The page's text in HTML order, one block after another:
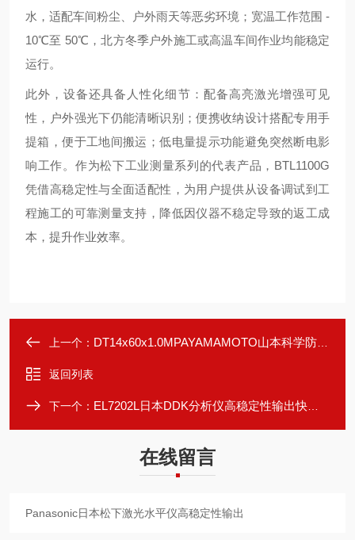
水，适配车间粉尘、户外雨天等恶劣环境；宽温工作范围 -
10℃至 50℃，北方冬季户外施工或高温车间作业均能稳定
运行。
此外，设备还具备人性化细节：配备高亮激光增强可见
性，户外强光下仍能清晰识别；便携收纳设计搭配专用手
提箱，便于工地间搬运；低电量提示功能避免突然断电影
响工作。作为松下工业测量系列的代表产品，BTL1100G
凭借高稳定性与全面适配性，为用户提供从设备调试到工
程施工的可靠测量支持，降低因仪器不稳定导致的返工成
本，提升作业效率。
上一个： DT14x60x1.0MPAYAMAMOTO山本科学防腐蚀铜合金机芯压力计
返回列表
下一个： EL7202L日本DDK分析仪高稳定性输出快速响应
在线留言